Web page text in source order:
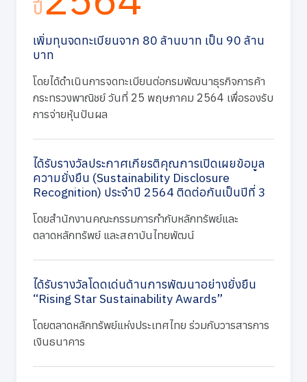
ปี
เพิ่มทุนจดทะเบียนจาก 80 ล้านบาท เป็น 90 ล้าน
บาท
โดยได้ดำเนินการจดทะเบียนต่อกรมพัฒนาธุรกิจการค้า
กระทรวงพาณิชย์ วันที่ 25 พฤษภาคม 2564 เพื่อรองรับ
การจ่ายหุ้นปันผล
ได้รับรางวัลประกาศเกียรติคุณการเปิดเผยข้อมูล
ความยั่งยืน (Sustainability Disclosure
Recognition) ประจำปี 2564 ติดต่อกันเป็นปีที่ 3
โดยสำนักงานคณะกรรมการกำกับหลักทรัพย์และ
ตลาดหลักทรัพย์ และสถาบันไทยพัฒน์
ได้รับรางวัลโดดเด่นด้านการพัฒนาอย่างยั่งยืน
“Rising Star Sustainability Awards”
โดยตลาดหลักทรัพย์แห่งประเทศไทย ร่วมกับวารสารการ
เงินธนาคาร